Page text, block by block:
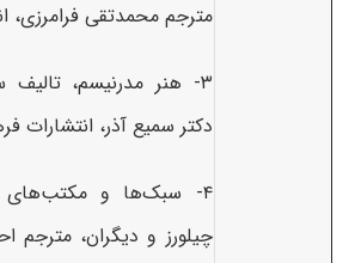
مترجم محمدتقی فرامرزی،
۳- هنر مدرنیسم، تالیف
دکتر سمیع آذر، انتشارات
۴- سبک‌ها و مکتب‌های
چیلورز و دیگران، مترجم